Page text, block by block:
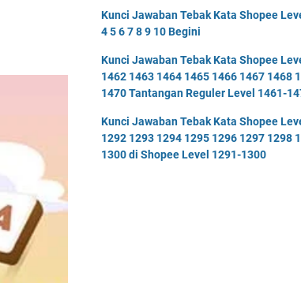
Kunci Jawaban Tebak Kata Shopee
4 5 6 7 8 9 10 Begini
Kunci Jawaban Tebak Kata Shopee
1462 1463 1464 1465 1466 1467 1468
1470 Tantangan Reguler Level 1461-
Kunci Jawaban Tebak Kata Shopee
1292 1293 1294 1295 1296 1297 1298
1300 di Shopee Level 1291-1300